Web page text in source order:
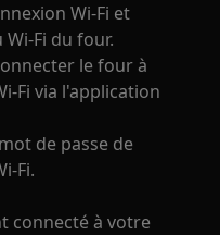
Wi-Fi et
Fi du four.
le four à
Fi via l'application
de passe de
Fi.
connecté à votre